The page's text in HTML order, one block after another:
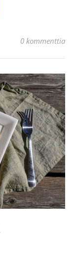
0 kommenttia